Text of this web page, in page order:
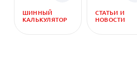
ШИННЫЙ
КАЛЬКУЛЯТОР
СТАТЬИ И
НОВОСТИ